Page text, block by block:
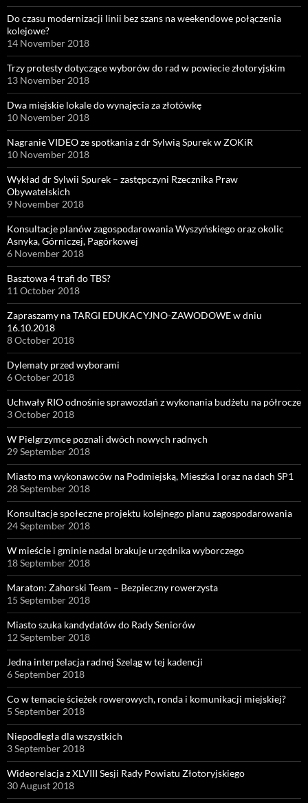
Do czasu modernizacji linii bez szans na weekendowe połączenia
kolejowe?
14 November 2018
Trzy protesty dotyczące wyborów do rad w powiecie złotoryjskim
13 November 2018
Dwa miejskie lokale do wynajęcia za złotówkę
10 November 2018
Nagranie VIDEO ze spotkania z dr Sylwią Spurek w ZOKiR
10 November 2018
Wykład dr Sylwii Spurek – zastępczyni Rzecznika Praw
Obywatelskich
9 November 2018
Konsultacje planów zagospodarowania Wyszyńskiego oraz okolic
Asnyka, Górniczej, Pagórkowej
6 November 2018
Basztowa 4 trafi do TBS?
11 October 2018
Zapraszamy na TARGI EDUKACYJNO-ZAWODOWE w dniu
16.10.2018
8 October 2018
Dylematy przed wyborami
6 October 2018
Uchwały RIO odnośnie sprawozdań z wykonania budżetu na półrocze
3 October 2018
W Pielgrzymce poznali dwóch nowych radnych
29 September 2018
Miasto ma wykonawców na Podmiejską, Mieszka I oraz na dach SP1
28 September 2018
Konsultacje społeczne projektu kolejnego planu zagospodarowania
24 September 2018
W mieście i gminie nadal brakuje urzędnika wyborczego
18 September 2018
Maraton: Zahorski Team – Bezpieczny rowerzysta
15 September 2018
Miasto szuka kandydatów do Rady Seniorów
12 September 2018
Jedna interpelacja radnej Szeląg w tej kadencji
6 September 2018
Co w temacie ścieżek rowerowych, ronda i komunikacji miejskiej?
5 September 2018
Niepodległa dla wszystkich
3 September 2018
Wideorelacja z XLVIII Sesji Rady Powiatu Złotoryjskiego
30 August 2018